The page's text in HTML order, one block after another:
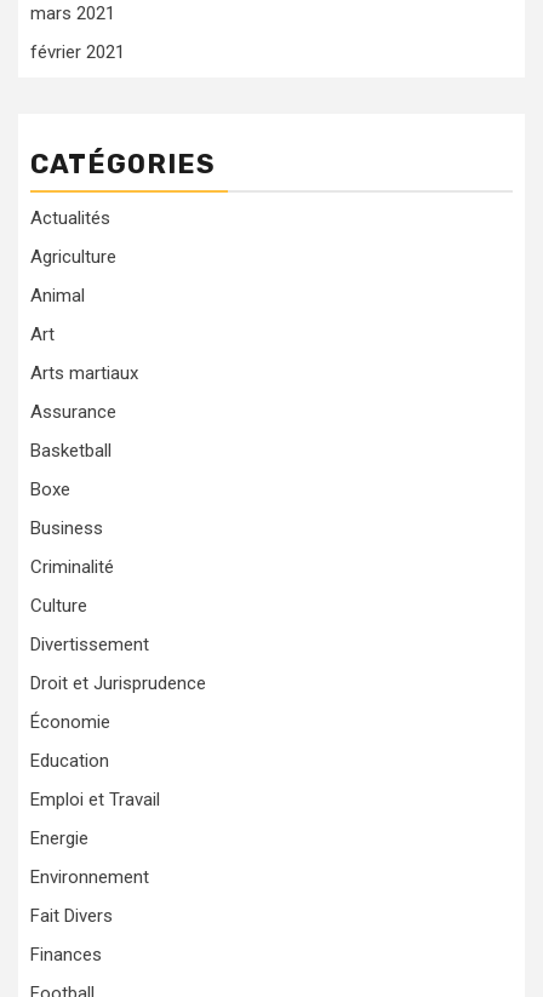
mars 2021
février 2021
CATÉGORIES
Actualités
Agriculture
Animal
Art
Arts martiaux
Assurance
Basketball
Boxe
Business
Criminalité
Culture
Divertissement
Droit et Jurisprudence
Économie
Education
Emploi et Travail
Energie
Environnement
Fait Divers
Finances